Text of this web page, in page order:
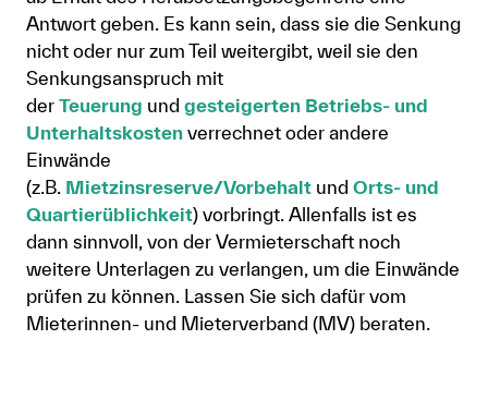
Antwort geben. Es kann sein, dass sie die Senkung
nicht oder nur zum Teil weitergibt, weil sie den
Senkungsanspruch mit
der Teuerung und gesteigerten Betriebs- und
Unterhaltskosten verrechnet oder andere
Einwände
(z.B. Mietzinsreserve/Vorbehalt und Orts- und
Quartierüblichkeit) vorbringt. Allenfalls ist es
dann sinnvoll, von der Vermieterschaft noch
weitere Unterlagen zu verlangen, um die Einwände
prüfen zu können. Lassen Sie sich dafür vom
Mieterinnen- und Mieterverband (MV) beraten.